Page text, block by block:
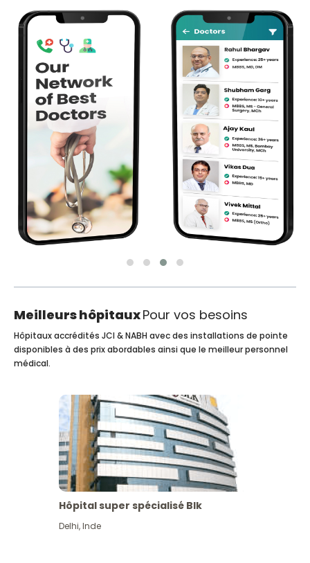
Meilleurs hôpitauxPour vos besoins
Hôpitaux accrédités JCI & NABH avec des installations de pointe
disponibles à des prix abordables ainsi que le meilleur personnel
médical.
Hôpital super spécialisé Blk
Delhi,Inde